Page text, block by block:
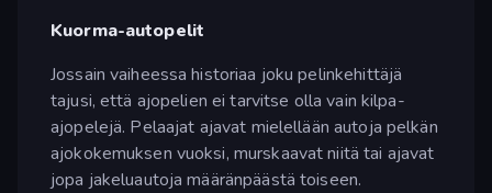
Kuorma-autopelit
Jossain vaiheessa historiaa joku pelinkehittäjä
tajusi, että ajopelien ei tarvitse olla vain kilpa-
ajopelejä. Pelaajat ajavat mielellään autoja pelkän
ajokokemuksen vuoksi, murskaavat niitä tai ajavat
jopa jakeluautoja määränpäästä toiseen.